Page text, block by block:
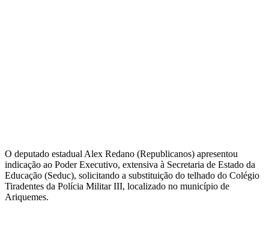
O deputado estadual Alex Redano (Republicanos) apresentou
indicação ao Poder Executivo, extensiva à Secretaria de Estado da
Educação (Seduc), solicitando a substituição do telhado do Colégio
Tiradentes da Polícia Militar III, localizado no município de
Ariquemes.